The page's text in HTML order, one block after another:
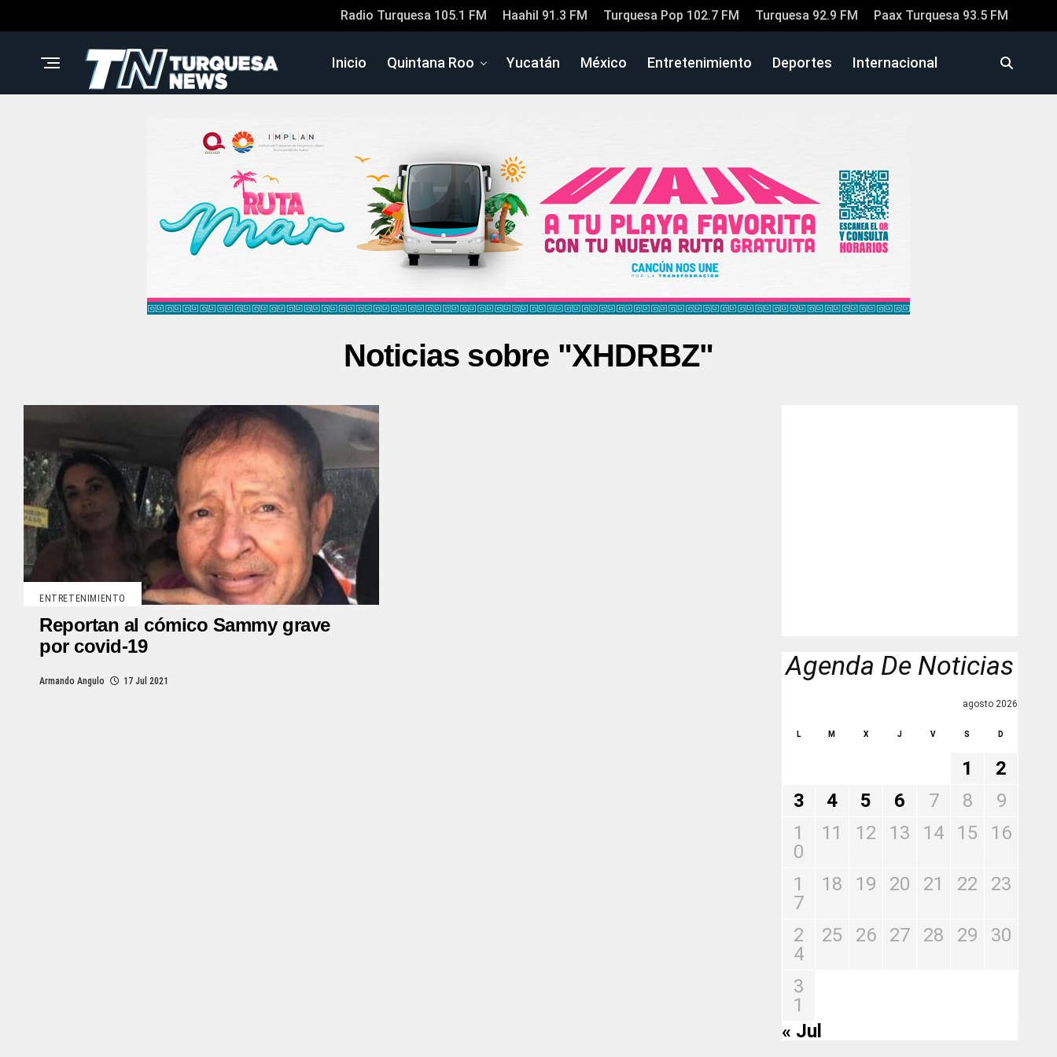
Radio Turquesa 105.1 FM Haahil 91.3 FM Turquesa Pop 102.7 FM Turquesa 92.9 FM Paax Turquesa 93.5 FM
Inicio Quintana Roo Yucatán México Entretenimiento Deportes Internacional
Noticias sobre "XHDRBZ"
ENTRETENIMIENTO
Reportan al cómico Sammy grave
por covid-19
Armando Angulo 17 Jul 2021 Agenda De Noticias
agosto 2026
L M X J V S D
1
2
3
4 5 6 7 8
9
1
0
11 12 13 14 15 16
1
7
18 19 20 21 22 23
2
4
25 26 27 28 29 30
3
1
« Jul